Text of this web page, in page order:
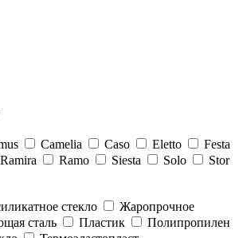
Camelia Caso Eletto
Festa
Ramira Ramo Siesta Solo
Stor
стекло
Жаропрочное
сталь Пластик
Полипропилен